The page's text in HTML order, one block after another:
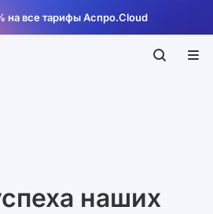
на все тарифы Аспро.Cloud
наших